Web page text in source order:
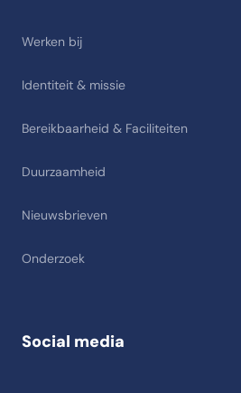
Werken bij
Identiteit & missie
Bereikbaarheid & Faciliteiten
Duurzaamheid
Nieuwsbrieven
Onderzoek
Social media